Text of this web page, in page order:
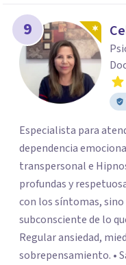
9
Especialista para
dependencia emocional. Mi enfoque integra
transpersonal e
profundas y
con los síntomas,
subconsciente de lo que hoy te
Regular ansiedad,
sobrepensamiento. •